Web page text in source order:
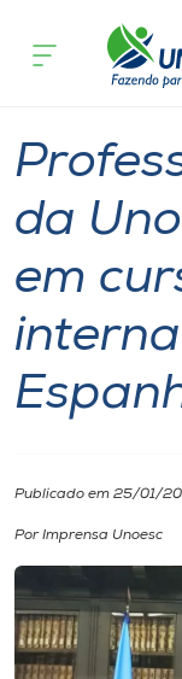
Cursos
Pesquisa
Atendimento ao
Portal de Ensino
I.nova
Diplomados
da
em
Publicado em 25/01/
Por Imprensa Unoesc